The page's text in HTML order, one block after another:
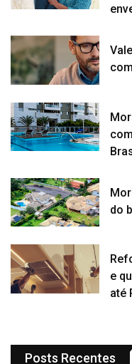
do
e
até
Posts Recentes